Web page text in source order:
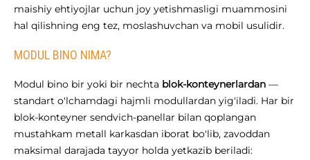
maishiy ehtiyojlar uchun joy yetishmasligi muammosini
hal qilishning eng tez, moslashuvchan va mobil usulidir.
MODUL BINO NIMA?
Modul bino bir yoki bir nechta blok-konteynerlardan —
standart o'lchamdagi hajmli modullardan yig'iladi. Har bir
blok-konteyner sendvich-panellar bilan qoplangan
mustahkam metall karkasdan iborat bo'lib, zavoddan
maksimal darajada tayyor holda yetkazib beriladi: